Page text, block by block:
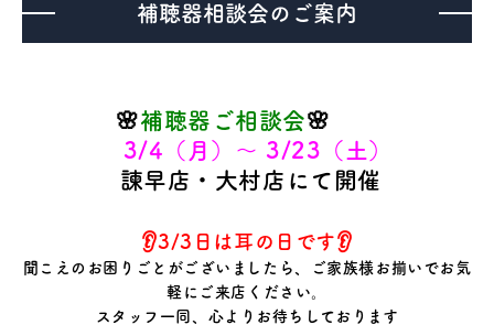
医療機器事業
補聴器のマツオ
補聴器相談会のご案内
🌸補聴器ご相談会🌸
3/4（月）～ 3/23（土）
諫早店・大村店にて開催
👂3/3日は耳の日です👂
聞こえのお困りごとがございましたら、ご家族様お揃いでお気
軽にご来店ください。
スタッフ一同、心よりお待ちしております